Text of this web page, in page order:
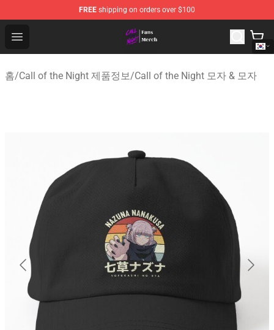
FREE shipping on orders over $100
Open menu
Call of the Night Store - Official Call of the Night
홈/Call of the Night 제품정보/Call of the Night 모자 & 모자